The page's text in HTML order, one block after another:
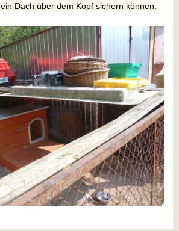
Dach über dem Kopf sichern können.